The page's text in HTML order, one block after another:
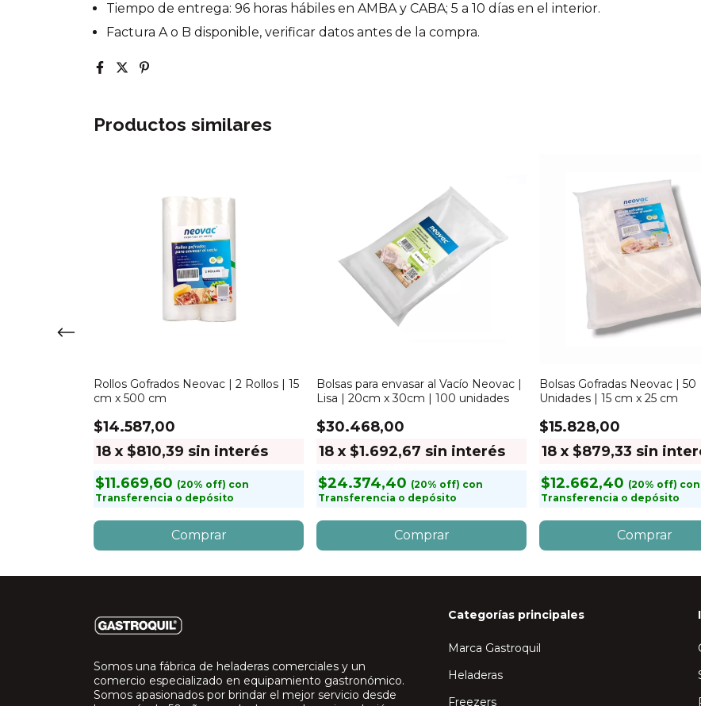
Tiempo de entrega: 96 horas hábiles en AMBA y CABA; 5 a 10 días en el interior.
Factura A o B disponible, verificar datos antes de la compra.
Productos similares
Rollos Gofrados Neovac | 2 Rollos | 15
cm x 500 cm
$14.587,00
18 x $810,39 sin interés
$11.669,60
con
Transferencia o depósito
Bolsas para envasar al Vacío Neovac |
Lisa | 20cm x 30cm | 100 unidades
$30.468,00
18 x $1.692,67 sin interés
$24.374,40
con
Transferencia o depósito
Bolsas Gofradas Neovac | 50
Unidades | 15 cm x 25 cm
$15.828,00
18 x $879,33 sin
$12.662,40
con
Transferencia o depósito
Somos una fábrica de heladeras comerciales y un
comercio especializado en equipamiento gastronómico.
Somos apasionados por brindar el mejor servicio desde
Categorías principales
Marca Gastroquil
Heladeras
Freezers